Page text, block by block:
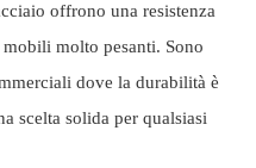
offrono una resistenza
mobili molto pesanti. Sono
dove la durabilità è
scelta solida per qualsiasi